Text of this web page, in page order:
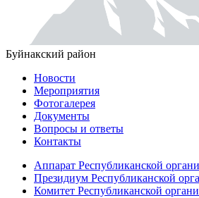
Буйнакский район
Новости
Мероприятия
Фотогалерея
Документы
Вопросы и ответы
Контакты
Аппарат Республиканской
Президиум Республиканской
Комитет Республиканской